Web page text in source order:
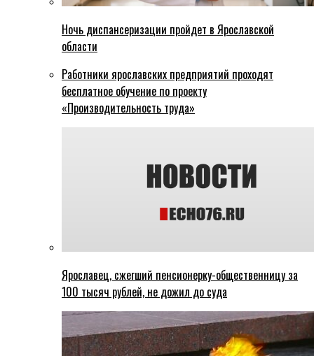
Ночь диспансеризации пройдет в Ярославской
области
Работники ярославских предприятий проходят
бесплатное обучение по проекту
«Производительность труда»
Ярославец, сжегший пенсионерку-общественницу за
100 тысяч рублей, не дожил до суда